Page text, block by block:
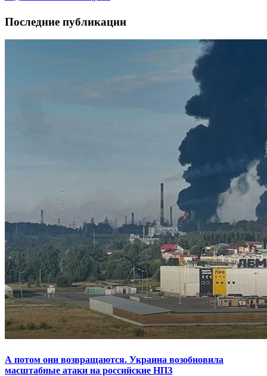
Последние публикации
А потом они возвращаются. Украина возобновила
масштабные атаки на российские НПЗ